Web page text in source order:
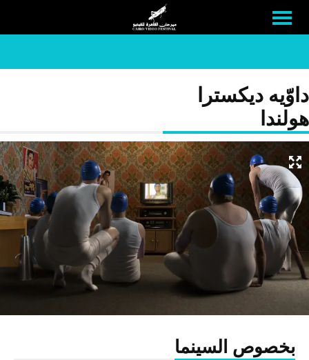
داوّيه ديكسترا
هولندا
بخصوص السينما